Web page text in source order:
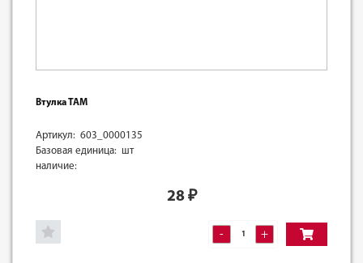
Втулка ТАМ
Артикул: 603_0000135
Базовая единица: шт
наличие:
28₽
- +